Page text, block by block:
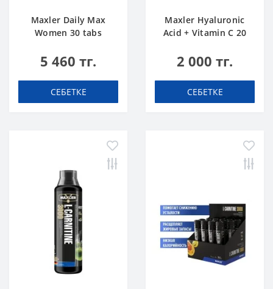
Maxler Daily Max
Women 30 tabs
5 460 тг.
СЕБЕТКЕ
Maxler Hyaluronic
Acid + Vitamin C 20
2 000 тг.
СЕБЕТКЕ